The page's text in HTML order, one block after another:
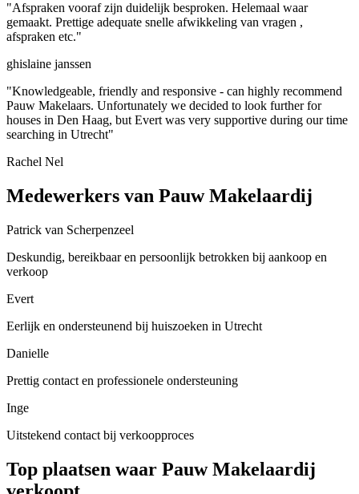
"Afspraken vooraf zijn duidelijk besproken. Helemaal waar
gemaakt. Prettige adequate snelle afwikkeling van vragen ,
afspraken etc."
ghislaine janssen
"Knowledgeable, friendly and responsive - can highly recommend
Pauw Makelaars. Unfortunately we decided to look further for
houses in Den Haag, but Evert was very supportive during our time
searching in Utrecht"
Rachel Nel
Medewerkers van Pauw Makelaardij
Patrick van Scherpenzeel
Deskundig, bereikbaar en persoonlijk betrokken bij aankoop en
verkoop
Evert
Eerlijk en ondersteunend bij huiszoeken in Utrecht
Danielle
Prettig contact en professionele ondersteuning
Inge
Uitstekend contact bij verkoopproces
Top plaatsen waar Pauw Makelaardij